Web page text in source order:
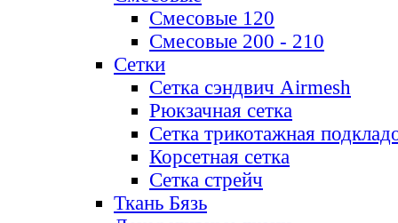
Смесовые 120
Смесовые 200 - 210
Сетки
Сетка сэндвич Airmesh
Рюкзачная сетка
Сетка трикотажная
Корсетная сетка
Сетка стрейч
Ткань Бязь